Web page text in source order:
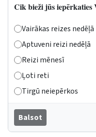
Cik bieži jūs iepērkaties
Vairākas reizes nedēļā
Aptuveni reizi nedēļā
Reizi mēnesī
Ļoti reti
Tirgū neiepērkos
Balsot